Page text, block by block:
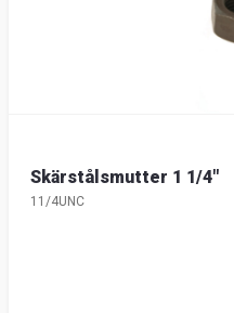
Skärstålsmutter 1 1/4"
11/4UNC